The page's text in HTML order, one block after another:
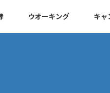
ウオーキング キャ